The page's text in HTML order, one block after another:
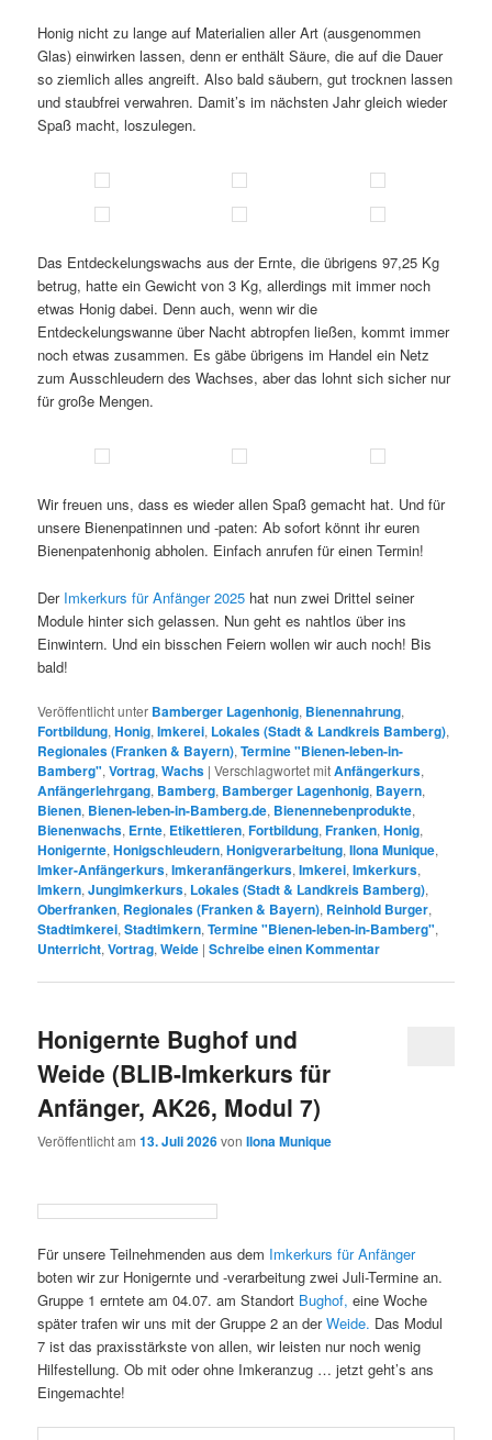
Honig nicht zu lange auf Materialien aller Art (ausgenommen
Glas) einwirken lassen, denn er enthält Säure, die auf die Dauer
so ziemlich alles angreift. Also bald säubern, gut trocknen lassen
und staubfrei verwahren. Damit’s im nächsten Jahr gleich wieder
Spaß macht, loszulegen.
Das Entdeckelungswachs aus der Ernte, die übrigens 97,25 Kg
betrug, hatte ein Gewicht von 3 Kg, allerdings mit immer noch
etwas Honig dabei. Denn auch, wenn wir die
Entdeckelungswanne über Nacht abtropfen ließen, kommt immer
noch etwas zusammen. Es gäbe übrigens im Handel ein Netz
zum Ausschleudern des Wachses, aber das lohnt sich sicher nur
für große Mengen.
Wir freuen uns, dass es wieder allen Spaß gemacht hat. Und für
unsere Bienenpatinnen und -paten: Ab sofort könnt ihr euren
Bienenpatenhonig abholen. Einfach anrufen für einen Termin!
Der Imkerkurs für Anfänger 2025 hat nun zwei Drittel seiner
Module hinter sich gelassen. Nun geht es nahtlos über ins
Einwintern. Und ein bisschen Feiern wollen wir auch noch! Bis
bald!
Veröffentlicht unter Bamberger Lagenhonig, Bienennahrung,
Fortbildung,Honig,Imkerei, Lokales (Stadt & Landkreis Bamberg),
Regionales (Franken & Bayern),Termine "Bienen-leben-in-
Bamberg",Vortrag,Wachs |Verschlagwortet mitAnfängerkurs,
Anfängerlehrgang, Bamberg, Bamberger Lagenhonig, Bayern,
Bienen, Bienen-leben-in-Bamberg.de, Bienennebenprodukte,
Bienenwachs, Ernte, Etikettieren,Fortbildung,Franken,Honig,
Honigernte,Honigschleudern,Honigverarbeitung,Ilona Munique,
Imker-Anfängerkurs,Imkeranfängerkurs,Imkerei,Imkerkurs,
Imkern,Jungimkerkurs, Lokales (Stadt & Landkreis Bamberg),
Oberfranken, Regionales (Franken & Bayern), Reinhold Burger,
Stadtimkerei,Stadtimkern,Termine "Bienen-leben-in-Bamberg",
Unterricht,Vortrag,Weide |Schreibe einen Kommentar
Honigernte Bughof und
Weide (BLIB-Imkerkurs für
Anfänger, AK26, Modul 7)
Veröffentlicht am13. Juli 2026vonIlona Munique
Für unsere Teilnehmenden aus dem Imkerkurs für Anfänger
boten wir zur Honigernte und -verarbeitung zwei Juli-Termine an.
Gruppe 1 erntete am 04.07. am Standort Bughof, eine Woche
später trafen wir uns mit der Gruppe 2 an derWeide. Das Modul
7 ist das praxisstärkste von allen, wir leisten nur noch wenig
Hilfestellung. Ob mit oder ohne Imkeranzug … jetzt geht’s ans
Eingemachte!